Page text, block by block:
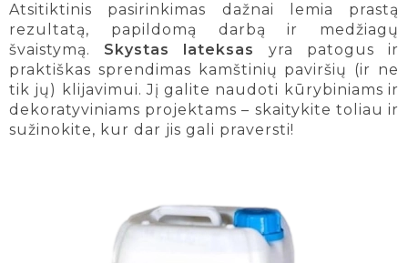
Atsitiktinis pasirinkimas dažnai lemia prastą
rezultatą, papildomą darbą ir medžiagų
švaistymą. Skystas lateksas
yra patogus ir
praktiškas sprendimas kamštinių paviršių (ir ne
tik jų) klijavimui. Jį galite naudoti kūrybiniams ir
dekoratyviniams projektams – skaitykite toliau ir
sužinokite, kur dar jis gali praversti!